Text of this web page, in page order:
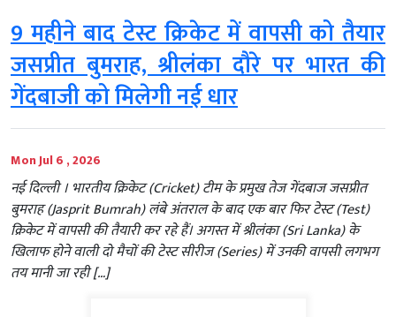
9 महीने बाद टेस्ट क्रिकेट में वापसी को तैयार
जसप्रीत बुमराह, श्रीलंका दौरे पर भारत की
गेंदबाजी को मिलेगी नई धार
Mon Jul 6 , 2026
नई दिल्ली । भारतीय क्रिकेट (Cricket) टीम के प्रमुख तेज गेंदबाज जसप्रीत
बुमराह (Jasprit Bumrah) लंबे अंतराल के बाद एक बार फिर टेस्ट (Test)
क्रिकेट में वापसी की तैयारी कर रहे हैं। अगस्त में श्रीलंका (Sri Lanka) के
खिलाफ होने वाली दो मैचों की टेस्ट सीरीज (Series) में उनकी वापसी लगभग
तय मानी जा रही […]